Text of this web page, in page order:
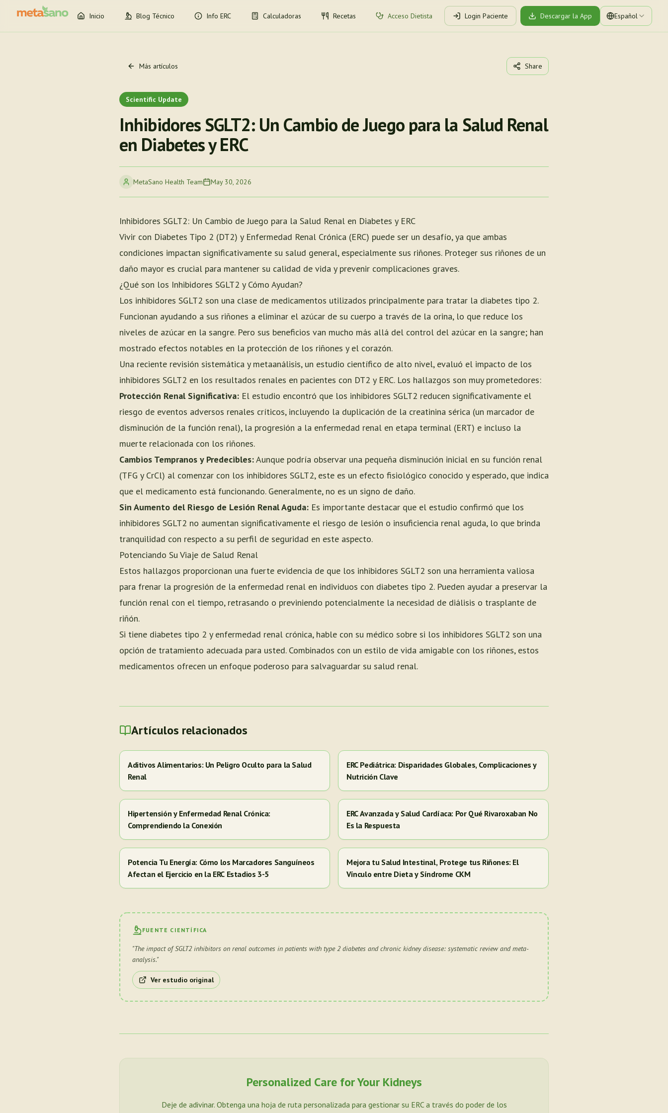
Inicio Blog Técnico Info ERC Calculadoras Recetas Acceso Dietista Login Paciente Descargar la App Español
Más artículos Share
Scientific Update
Inhibidores SGLT2: Un Cambio de Juego para la Salud Renal
en Diabetes y ERC
MetaSano Health Team May 30, 2026
Inhibidores SGLT2: Un Cambio de Juego para la Salud Renal en Diabetes y ERC
Vivir con Diabetes Tipo 2 (DT2) y Enfermedad Renal Crónica (ERC) puede ser un desafío, ya que ambas
condiciones impactan significativamente su salud general, especialmente sus riñones. Proteger sus riñones de un
daño mayor es crucial para mantener su calidad de vida y prevenir complicaciones graves.
¿Qué son los Inhibidores SGLT2 y Cómo Ayudan?
Los inhibidores SGLT2 son una clase de medicamentos utilizados principalmente para tratar la diabetes tipo 2.
Funcionan ayudando a sus riñones a eliminar el azúcar de su cuerpo a través de la orina, lo que reduce los
niveles de azúcar en la sangre. Pero sus beneficios van mucho más allá del control del azúcar en la sangre; han
mostrado efectos notables en la protección de los riñones y el corazón.
Una reciente revisión sistemática y metaanálisis, un estudio científico de alto nivel, evaluó el impacto de los
inhibidores SGLT2 en los resultados renales en pacientes con DT2 y ERC. Los hallazgos son muy prometedores:
Protección Renal Significativa: El estudio encontró que los inhibidores SGLT2 reducen significativamente el
riesgo de eventos adversos renales críticos, incluyendo la duplicación de la creatinina sérica (un marcador de
disminución de la función renal), la progresión a la enfermedad renal en etapa terminal (ERT) e incluso la
muerte relacionada con los riñones.
Cambios Tempranos y Predecibles:Aunque podría observar una pequeña disminución inicial en su función renal
(TFG y CrCl) al comenzar con los inhibidores SGLT2, este es un efecto fisiológico conocido y esperado, que indica
que el medicamento está funcionando. Generalmente, no es un signo de daño.
Sin Aumento del Riesgo de Lesión Renal Aguda: Es importante destacar que el estudio confirmó que los
inhibidores SGLT2 no aumentan significativamente el riesgo de lesión o insuficiencia renal aguda, lo que brinda
tranquilidad con respecto a su perfil de seguridad en este aspecto.
Potenciando Su Viaje de Salud Renal
Estos hallazgos proporcionan una fuerte evidencia de que los inhibidores SGLT2 son una herramienta valiosa
para frenar la progresión de la enfermedad renal en individuos con diabetes tipo 2. Pueden ayudar a preservar la
función renal con el tiempo, retrasando o previniendo potencialmente la necesidad de diálisis o trasplante de
riñón.
Si tiene diabetes tipo 2 y enfermedad renal crónica, hable con su médico sobre si los inhibidores SGLT2 son una
opción de tratamiento adecuada para usted. Combinados con un estilo de vida amigable con los riñones, estos
medicamentos ofrecen un enfoque poderoso para salvaguardar su salud renal.
Artículos relacionados
Aditivos Alimentarios: Un Peligro Oculto para la Salud
Renal
ERC Pediátrica: Disparidades Globales, Complicaciones y
Nutrición Clave
Hipertensión y Enfermedad Renal Crónica:
Comprendiendo la Conexión
ERC Avanzada y Salud Cardíaca: Por Qué Rivaroxaban No
Es la Respuesta
Potencia Tu Energía: Cómo los Marcadores Sanguíneos
Afectan el Ejercicio en la ERC Estadios 3-5
Mejora tu Salud Intestinal, Protege tus Riñones: El
Vínculo entre Dieta y Síndrome CKM
FUENTE CIENTÍFICA
"The impact of SGLT2 inhibitors on renal outcomes in patients with type 2 diabetes and chronic kidney disease: systematic review and meta-
analysis."
Ver estudio original
Personalized Care for Your Kidneys
Deje de adivinar. Obtenga una hoja de ruta personalizada para gestionar su ERC a través do poder de los